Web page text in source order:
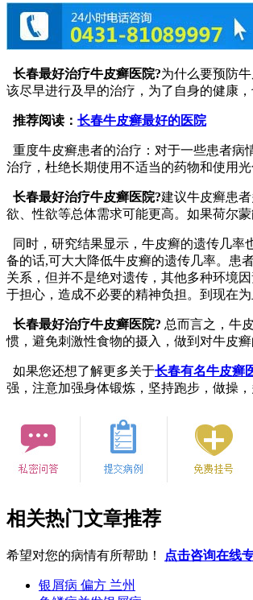
长春最好治疗牛皮癣医院?为什么要预防
该尽早进行及早的治疗，为了自身的健康
推荐阅读： 长春牛皮癣最好的医院
重度牛皮癣患者的治疗：对于一些患者病
治疗，杜绝长期使用不适当的药物和使用光
长春最好治疗牛皮癣医院?建议牛皮癣患
欲、性欲等总体需求可能更高。如果荷尔
同时，研究结果显示，牛皮癣的遗传几率
备的话,可大大降低牛皮癣的遗传几率。患
关系，但并不是绝对遗传，其他多种环境
于担心，造成不必要的精神负担。到现在
长春最好治疗牛皮癣医院? 总而言之，牛
惯，避免刺激性食物的摄入，做到对牛皮
如果您还想了解更多关于长春有名牛皮癣
强，注意加强身体锻炼，坚持跑步，做操
相关热门文章推荐
希望对您的病情有所帮助！ 点击咨询在线
银屑病 偏方 兰州